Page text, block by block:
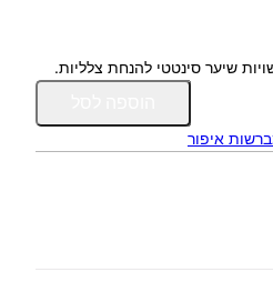
שיער סינטטי להנחת צלליות.
כ
ו
איפור